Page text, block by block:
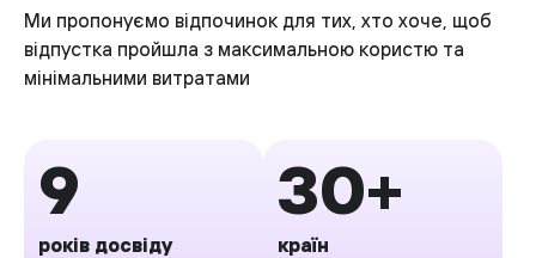
Ми пропонуємо відпочинок для тих, хто хоче, щоб
відпустка пройшла з максимальною користю та
мінімальними витратами
9
років досвіду
30+
країн